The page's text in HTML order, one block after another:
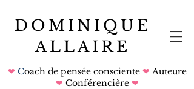
DOMINIQUE
ALLAIRE
❤ Coach de pensée consciente ❤ Auteure
❤ Conférencière ❤